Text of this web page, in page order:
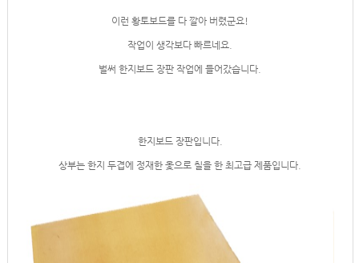
이런 황토보드를 다 깔아 버렸군요!
작업이 생각보다 빠르네요.
벌써 한지보드 장판 작업에 들어갔습니다.
한지보드 장판입니다.
상부는 한지 두겹에 정재한 옻으로 칠을 한 최고급 제품입니다.